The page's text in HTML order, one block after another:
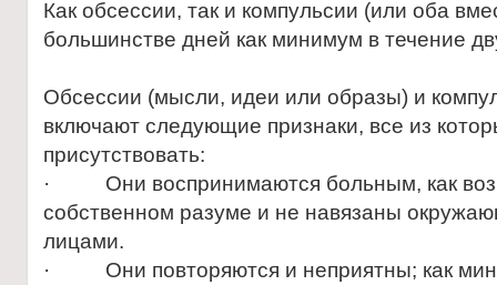
Как обсессии, так и компульсии (или оба
большинстве дней как минимум в течение
Обсессии (мысли, идеи или образы) и
включают следующие признаки, все из
присутствовать:
· Они воспринимаются больным, как
собственном разуме и не навязаны
лицами.
· Они повторяются и неприятны; как